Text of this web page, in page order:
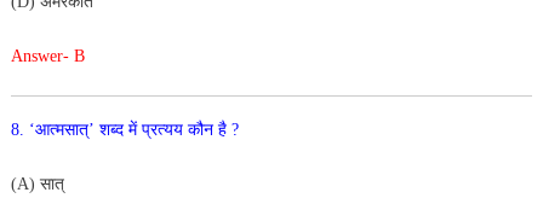
Answer- B
8. ‘आत्मसात्’ शब्द में प्रत्यय कौन है ?
(A) सात्